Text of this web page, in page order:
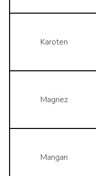
Karoten
Magnez
Mangan